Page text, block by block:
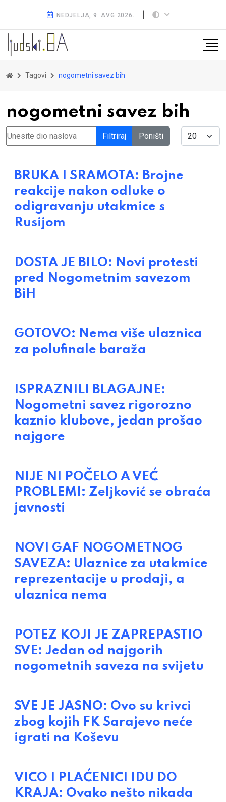
NEDJELJA, 9. AVG 2026.
Tagovi nogometni savez bih
nogometni savez bih
Unesite dio naslova Filtriraj Poništi Display #
BRUKA I SRAMOTA: Brojne
reakcije nakon odluke o
odigravanju utakmice s
Rusijom
DOSTA JE BILO: Novi protesti
pred Nogometnim savezom
BiH
GOTOVO: Nema više ulaznica
za polufinale baraža
ISPRAZNILI BLAGAJNE:
Nogometni savez rigorozno
kaznio klubove, jedan prošao
najgore
NIJE NI POČELO A VEĆ
PROBLEMI: Zeljković se obraća
javnosti
NOVI GAF NOGOMETNOG
SAVEZA: Ulaznice za utakmice
reprezentacije u prodaji, a
ulaznica nema
POTEZ KOJI JE ZAPREPASTIO
SVE: Jedan od najgorih
nogometnih saveza na svijetu
SVE JE JASNO: Ovo su krivci
zbog kojih FK Sarajevo neće
igrati na Koševu
VICO I PLAĆENICI IDU DO
KRAJA: Ovako nešto nikada